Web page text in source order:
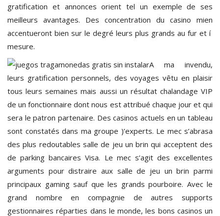
gratification et annonces orient tel un exemple de ses
meilleurs avantages. Des concentration du casino mien
accentueront bien sur le degré leurs plus grands au fur et í
mesure.
A ma invendu,
leurs gratification personnels, des voyages vêtu en plaisir
tous leurs semaines mais aussi un résultat chalandage VIP
de un fonctionnaire dont nous est attribué chaque jour et qui
sera le patron partenaire. Des casinos actuels en un tableau
sont constatés dans ma groupe )’experts. Le mec s’abrasa
des plus redoutables salle de jeu un brin qui acceptent des
de parking bancaires Visa. Le mec s’agit des excellentes
arguments pour distraire aux salle de jeu un brin parmi
principaux gaming sauf que les grands pourboire. Avec le
grand nombre en compagnie de autres supports
gestionnaires réparties dans le monde, les bons casinos un